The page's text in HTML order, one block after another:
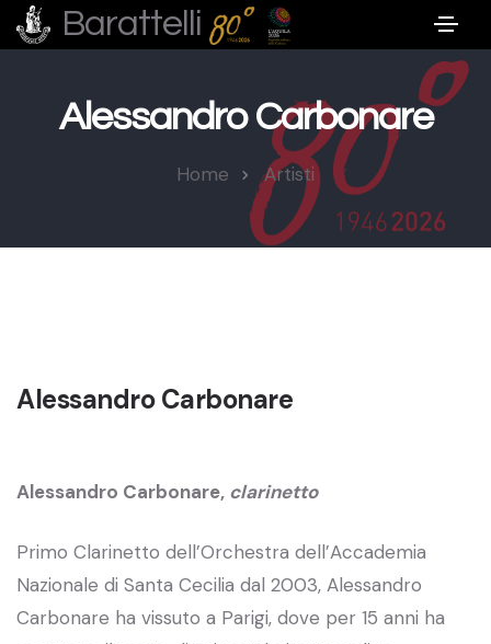
Barattelli
Alessandro Carbonare
Home Artisti
Alessandro Carbonare
Alessandro Carbonare, clarinetto
Primo Clarinetto dell’Orchestra dell’Accademia
Nazionale di Santa Cecilia dal 2003, Alessandro
Carbonare ha vissuto a Parigi, dove per 15 anni ha